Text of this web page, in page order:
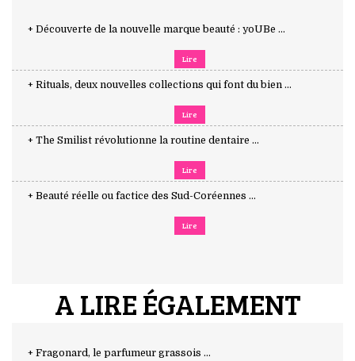
+ Découverte de la nouvelle marque beauté : yoUBe ...
Lire
+ Rituals, deux nouvelles collections qui font du bien ...
Lire
+ The Smilist révolutionne la routine dentaire ...
Lire
+ Beauté réelle ou factice des Sud-Coréennes ...
Lire
A LIRE ÉGALEMENT
+ Fragonard, le parfumeur grassois ...